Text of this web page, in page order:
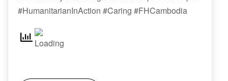
#HumanitarianInAction #Caring #FHCambodia